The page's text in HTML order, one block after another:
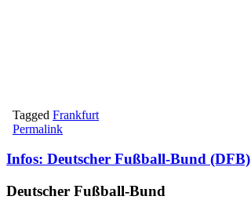
Tagged Frankfurt
Permalink
Infos: Deutscher Fußball-Bund (DFB)
Deutscher Fußball-Bund